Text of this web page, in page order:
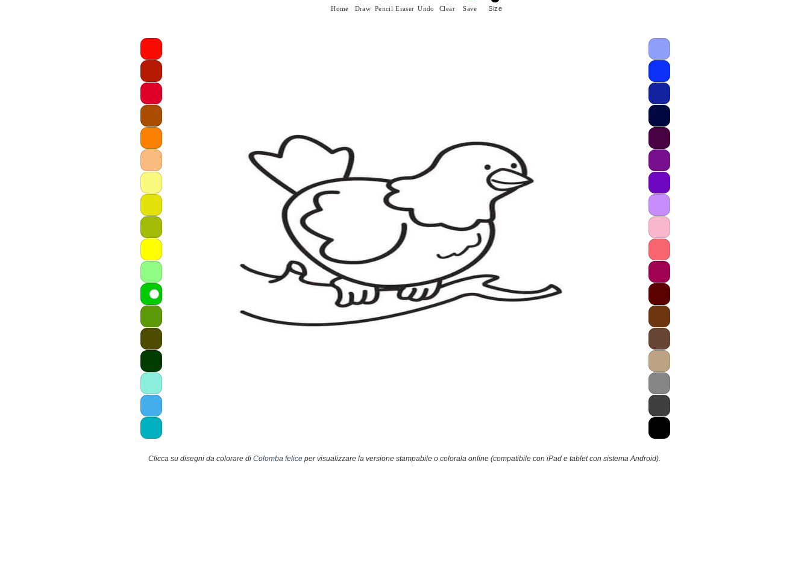
Home Draw Pencil Eraser Undo Clear Save Size
Clicca su disegni da colorare di Colomba feliceper visualizzare la versione stampabile o colorala online (compatibile con iPad e tablet con sistema Android).